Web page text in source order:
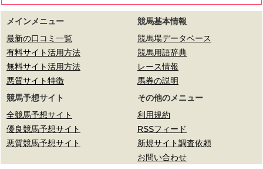
メインメニュー
最新の口コミ一覧
有料サイト活用方法
無料サイト活用方法
悪質サイト特徴
競馬基本情報
競馬場データベース
競馬用語辞典
レース情報
馬券の説明
競馬予想サイト
全競馬予想サイト
優良競馬予想サイト
悪質競馬予想サイト
その他のメニュー
利用規約
RSSフィード
新規サイト調査依頼
お問い合わせ